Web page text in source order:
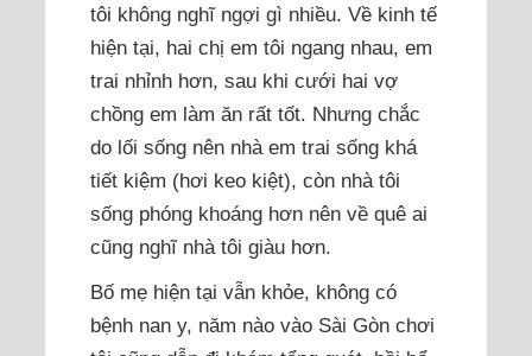
tôi không nghĩ ngợi gì nhiều. Về kinh tế
hiện tại, hai chị em tôi ngang nhau, em
trai nhỉnh hơn, sau khi cưới hai vợ
chồng em làm ăn rất tốt. Nhưng chắc
do lối sống nên nhà em trai sống khá
tiết kiệm (hơi keo kiệt), còn nhà tôi
sống phóng khoáng hơn nên về quê ai
cũng nghĩ nhà tôi giàu hơn.
Bố mẹ hiện tại vẫn khỏe, không có
bệnh nan y, năm nào vào Sài Gòn chơi